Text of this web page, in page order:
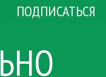
ПОДПИСАТЬСЯ